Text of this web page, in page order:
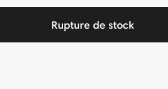
Rupture de stock